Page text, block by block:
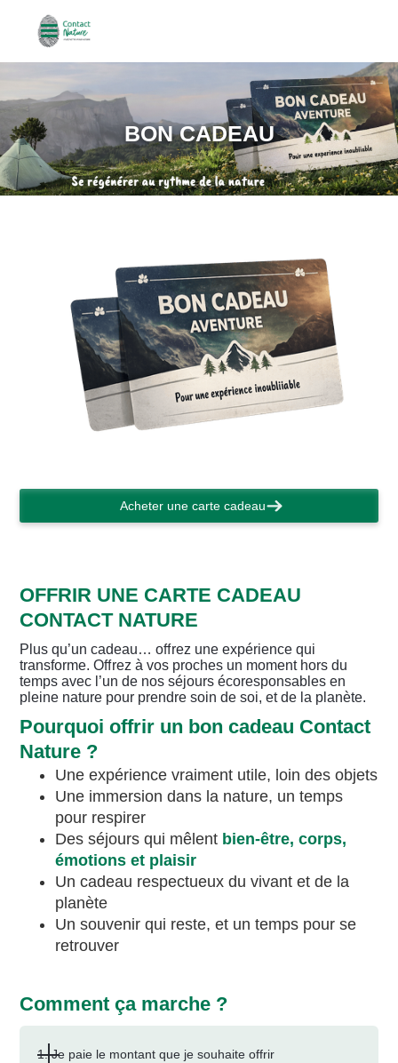
BON CADEAU
Acheter une carte cadeau
OFFRIR UNE CARTE CADEAU
CONTACT NATURE
Plus qu’un cadeau… oﬀrez une expérience qui
transforme. Oﬀrez à vos proches un moment hors du
temps avec l’un de nos séjours écoresponsables en
pleine nature pour prendre soin de soi, et de la planète.
Pourquoi offrir un bon cadeau Contact
Nature ?
Une expérience vraiment utile, loin des objets
Une immersion dans la nature, un temps
pour respirer
Des séjours qui mêlent bien-être, corps,
émotions et plaisir
Un cadeau respectueux du vivant et de la
planète
Un souvenir qui reste, et un temps pour se
retrouver
Comment ça marche ?
1. Je paie le montant que je souhaite offrir